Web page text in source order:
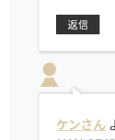
返信
ケンさん